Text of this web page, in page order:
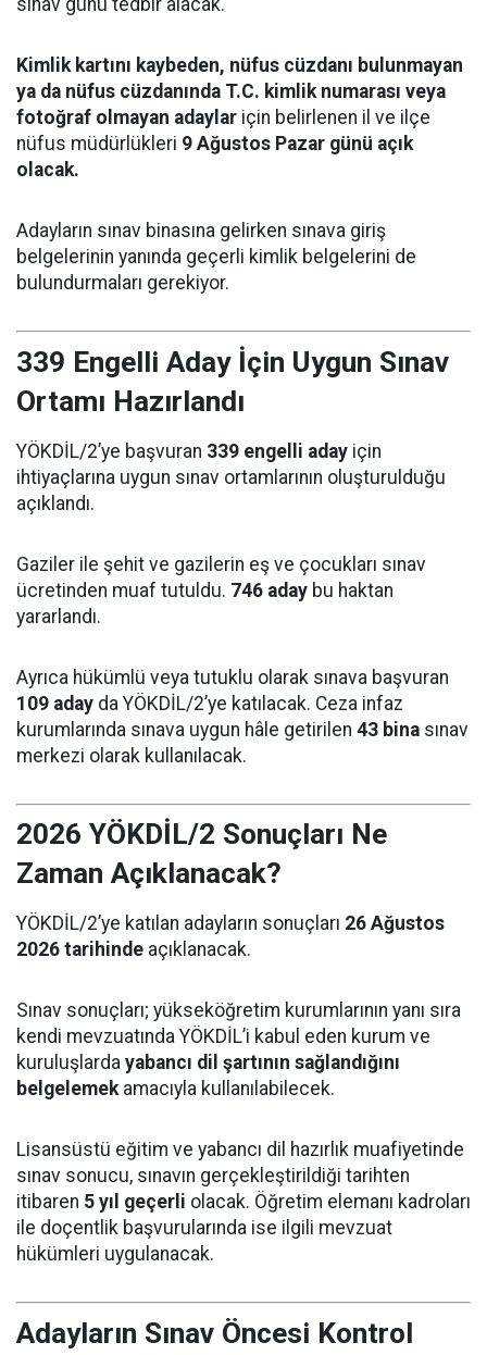
Kimlik kartını kaybeden, nüfus cüzdanı bulunmayan
ya da nüfus cüzdanında T.C. kimlik numarası veya
fotoğraf olmayan adaylar için belirlenen il ve ilçe
nüfus müdürlükleri 9 Ağustos Pazar günü açık
olacak.
Adayların sınav binasına gelirken sınava giriş
belgelerinin yanında geçerli kimlik belgelerini de
bulundurmaları gerekiyor.
339 Engelli Aday İçin Uygun Sınav
Ortamı Hazırlandı
YÖKDİL/2’ye başvuran 339 engelli aday için
ihtiyaçlarına uygun sınav ortamlarının oluşturulduğu
açıklandı.
Gaziler ile şehit ve gazilerin eş ve çocukları sınav
ücretinden muaf tutuldu. 746 aday bu haktan
yararlandı.
Ayrıca hükümlü veya tutuklu olarak sınava başvuran
109 aday da YÖKDİL/2’ye katılacak. Ceza infaz
kurumlarında sınava uygun hâle getirilen 43 bina sınav
merkezi olarak kullanılacak.
2026 YÖKDİL/2 Sonuçları Ne
Zaman Açıklanacak?
YÖKDİL/2’ye katılan adayların sonuçları 26 Ağustos
2026 tarihinde açıklanacak.
Sınav sonuçları; yükseköğretim kurumlarının yanı sıra
kendi mevzuatında YÖKDİL’i kabul eden kurum ve
kuruluşlarda yabancı dil şartının sağlandığını
belgelemekamacıyla kullanılabilecek.
Lisansüstü eğitim ve yabancı dil hazırlık muafiyetinde
sınav sonucu, sınavın gerçekleştirildiği tarihten
itibaren 5 yıl geçerli olacak. Öğretim elemanı kadroları
ile doçentlik başvurularında ise ilgili mevzuat
hükümleri uygulanacak.
Adayların Sınav Öncesi Kontrol